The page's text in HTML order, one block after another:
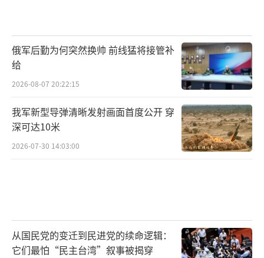
俄军后勤为何突然换帅 前线猛将接管补
给
2026-08-07 20:22:15
我军新型导弹清晰发射画面首度公开 穿
深可达10米
2026-07-30 14:03:00
从国民党的变迁到民进党的续命逻辑：
它们最怕“民主台湾”叙事被揭穿